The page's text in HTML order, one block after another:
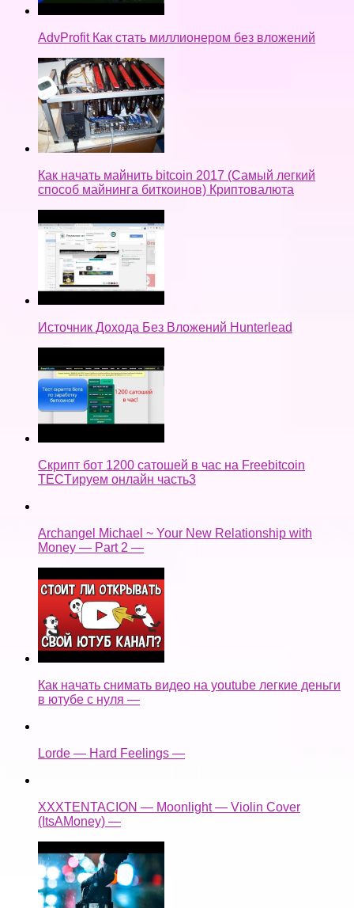
AdvProfit Как стать миллионером без вложений
Как начать майнить bitcoin 2017 (Самый легкий
способ майнинга биткоинов) Криптовалюта
Источник Дохода Без Вложений Hunterlead
Скрипт бот 1200 сатошей в час на Freebitcoin
TECTируем онлайн часть3
Archangel Michael ~ Your New Relationship with
Money — Part 2 —
Как начать снимать видео на youtube легкие деньги
в ютубе с нуля —
Lorde — Hard Feelings —
XXXTENTACION — Moonlight — Violin Cover
(ItsAMoney) —